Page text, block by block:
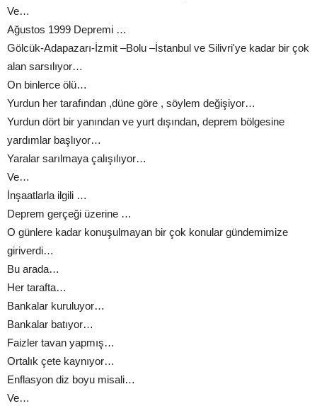
Ve…
Ağustos 1999 Depremi …
Gölcük-Adapazarı-İzmit –Bolu –İstanbul ve Silivri'ye kadar bir çok
alan sarsılıyor…
On binlerce ölü…
Yurdun her tarafından ,düne göre , söylem değişiyor…
Yurdun dört bir yanından ve yurt dışından, deprem bölgesine
yardımlar başlıyor…
Yaralar sarılmaya çalışılıyor…
Ve…
İnşaatlarla ilgili …
Deprem gerçeği üzerine …
O günlere kadar konuşulmayan bir çok konular gündemimize
giriverdi…
Bu arada…
Her tarafta…
Bankalar kuruluyor…
Bankalar batıyor…
Faizler tavan yapmış…
Ortalık çete kaynıyor…
Enflasyon diz boyu misali…
Ve…